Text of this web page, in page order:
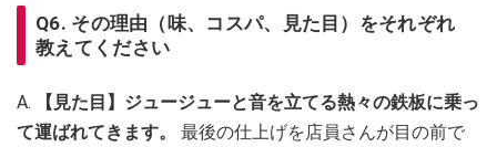
Q6. その理由（味、コスパ、見た目）をそれぞれ
教えてください
A.
【見た目】ジュージューと音を立てる熱々の鉄板に乗っ
て運ばれてきます。
最後の仕上げを店員さんが目の前で